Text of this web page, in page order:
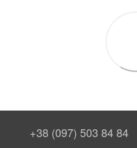
+38 (097) 503 84 84